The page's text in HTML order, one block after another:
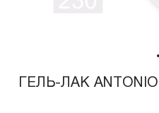
ГЕЛЬ-ЛАК